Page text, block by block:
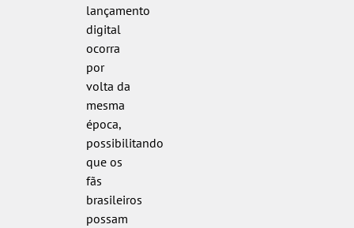
lançamento
digital
ocorra
por
volta da
mesma
época,
possibilitando
que os
fãs
brasileiros
possam